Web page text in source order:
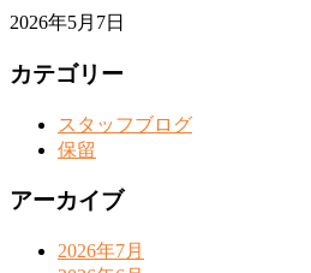
2026年5月7日
カテゴリー
スタッフブログ
保留
アーカイブ
2026年7月